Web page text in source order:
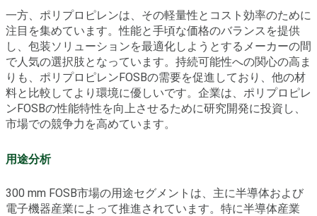
一方、ポリプロピレンは、その軽量性とコスト効率のために
注目を集めています。性能と手頃な価格のバランスを提供
し、包装ソリューションを最適化しようとするメーカーの間
で人気の選択肢となっています。持続可能性への関心の高ま
りも、ポリプロピレンFOSBの需要を促進しており、他の材
料と比較してより環境に優しいです。企業は、ポリプロピレ
ンFOSBの性能特性を向上させるために研究開発に投資し、
市場での競争力を高めています。
用途分析
300 mm FOSB市場の用途セグメントは、主に半導体および
電子機器産業によって推進されています。特に半導体産業